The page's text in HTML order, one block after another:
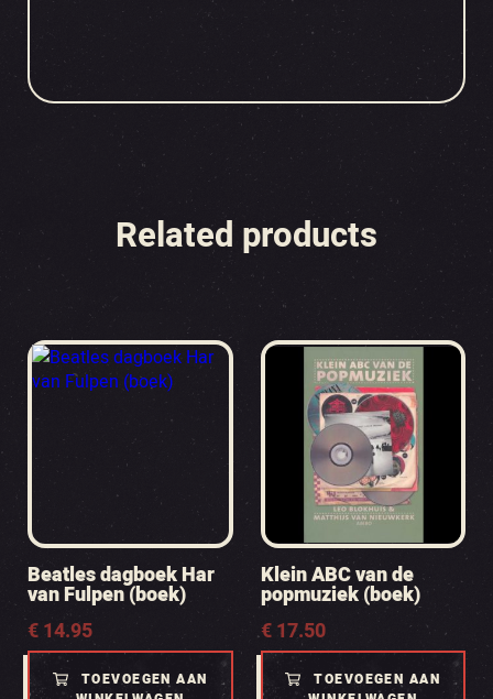
Related products
Beatles dagboek Har
van Fulpen (boek)
€14.95
TOEVOEGEN AAN
Klein ABC van de
popmuziek (boek)
€17.50
TOEVOEGEN AAN